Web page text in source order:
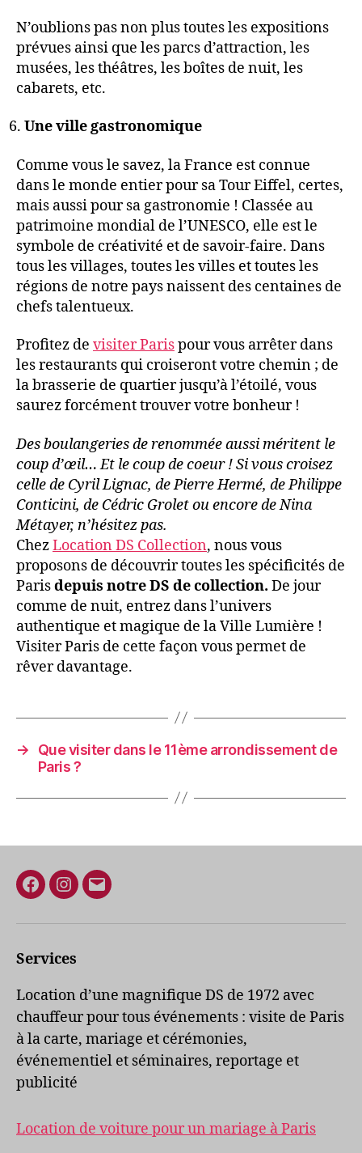
N’oublions pas non plus toutes les expositions
prévues ainsi que les parcs d’attraction, les
musées, les théâtres, les boîtes de nuit, les
cabarets, etc.
Une ville gastronomique
Comme vous le savez, la France est connue
dans le monde entier pour sa Tour Eiffel, certes,
mais aussi pour sa gastronomie ! Classée au
patrimoine mondial de l’UNESCO, elle est le
symbole de créativité et de savoir-faire. Dans
tous les villages, toutes les villes et toutes les
régions de notre pays naissent des centaines de
chefs talentueux.
Profitez de visiter Parispour vous arrêter dans
les restaurants qui croiseront votre chemin ; de
la brasserie de quartier jusqu’à l’étoilé, vous
saurez forcément trouver votre bonheur !
Des boulangeries de renommée aussi méritent le
coup d’œil… Et le coup de coeur ! Si vous croisez
celle de Cyril Lignac, de Pierre Hermé, de Philippe
Conticini, de Cédric Grolet ou encore de Nina
Métayer, n’hésitez pas.
ChezLocation DS Collection, nous vous
proposons de découvrir toutes les spécificités de
Parisdepuis notre DS de collection. De jour
comme de nuit, entrez dans l’univers
authentique et magique de la Ville Lumière !
Visiter Paris de cette façon vous permet de
rêver davantage.
→
Que visiter dans le 11ème arrondissement de
Paris ?
Facebook
Instagram
E-
Services
Location d’une magnifique DS de 1972 avec
chauffeur pour tous événements : visite de Paris
à la carte, mariage et cérémonies,
événementiel et séminaires, reportage et
publicité
Location de voiture pour un mariage à Paris